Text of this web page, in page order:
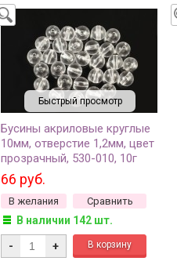
Быстрый просмотр
Бусины акриловые круглые
10мм, отверстие 1,2мм, цвет
прозрачный, 530-010, 10г
(около 19шт)
66 руб.
В желания Сравнить
В наличии 142 шт.
- +